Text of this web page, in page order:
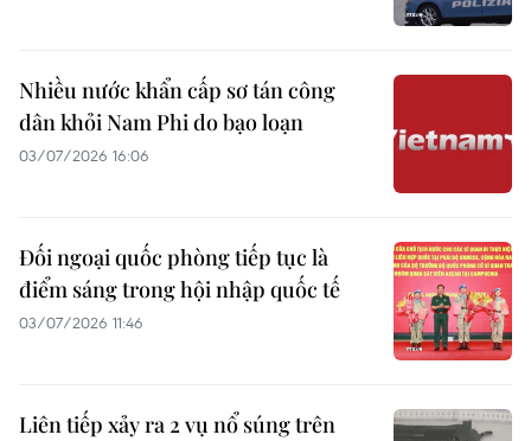
Nhiều nước khẩn cấp sơ tán công
dân khỏi Nam Phi do bạo loạn
03/07/2026 16:06
Đối ngoại quốc phòng tiếp tục là
điểm sáng trong hội nhập quốc tế
03/07/2026 11:46
Liên tiếp xảy ra 2 vụ nổ súng trên